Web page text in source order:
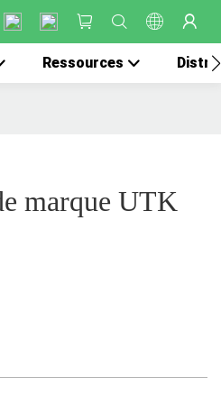
Ressources
marque UTK